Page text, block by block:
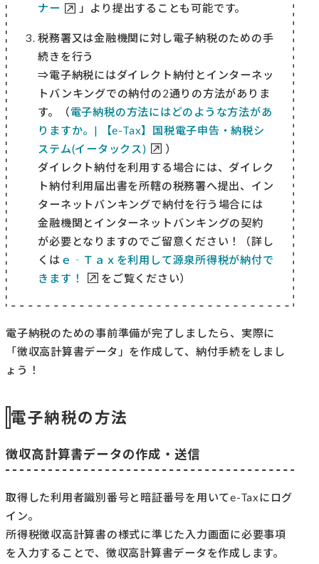
ナー
」より提出することも可能です。
税務署又は金融機関に対し電子納税のための手
続きを行う
⇒電子納税にはダイレクト納付とインターネッ
トバンキングでの納付の2通りの方法がありま
す。（電子納税の方法にはどのような方法があ
りますか。| 【e-Tax】国税電子申告・納税シ
ステム(イータックス)
）
ダイレクト納付を利用する場合には、ダイレク
ト納付利用届出書を所轄の税務署へ提出、イン
ターネットバンキングで納付を行う場合には
金融機関とインターネットバンキングの契約
が必要となりますのでご留意ください！（詳し
くは ｅ‐Ｔａｘを利用して源泉所得税が納付で
きます！
をご覧ください）
電子納税のための事前準備が完了しましたら、実際に
「徴収高計算書データ」を作成して、納付手続をしまし
ょう！
電子納税の方法
徴収高計算書データの作成・送信
取得した利用者識別番号と暗証番号を用いてe-Taxにログ
イン。
所得税徴収高計算書の様式に準じた入力画面に必要事項
を入力することで、徴収高計算書データを作成します。